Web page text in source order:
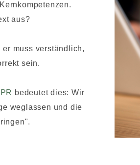
aus?
muss verständlich,
sein.
bedeutet dies: Wir
weglassen und die